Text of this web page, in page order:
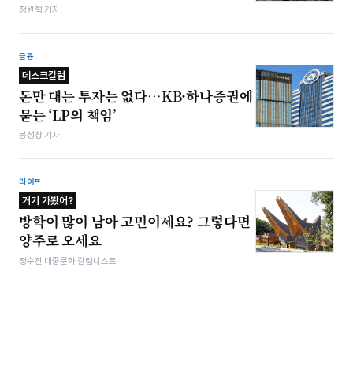
정원혁 기자
금융
데스크칼럼
돈만 대는 투자는 없다…KB·하나증권에
묻는 ‘LP의 책임’
봉성창 기자
라이프
거기 가봤어?
방학이 많이 남아 고민이세요? 그렇다면
양주로 오세요
정수진 대중문화 칼럼니스트